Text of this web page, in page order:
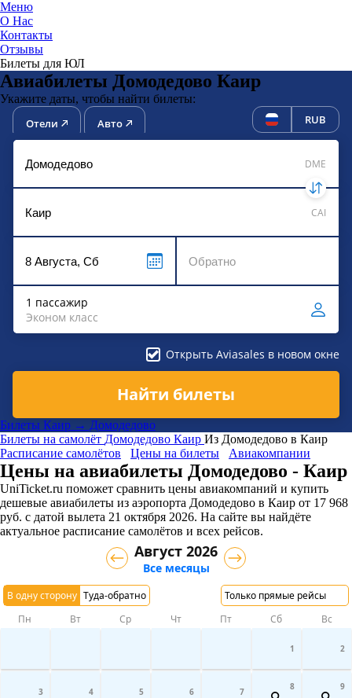
Меню
О Нас
Контакты
Отзывы
Билеты для ЮЛ
Авиабилеты Домодедово Каир
Укажите даты, чтобы найти билеты:
Отели Авто RUB
DME
CAI
1 пассажир
Эконом класс
Открыть Aviasales в новом окне
Найти билеты
Билеты Каир → Домодедово
Билеты на самолёт Домодедово Каир Из Домодедово в Каир
Расписание самолётов
Цены на билеты Авиакомпании
Цены на авиабилеты Домодедово - Каир
UniTicket.ru поможет сравнить цены авиакомпаний и купить
дешевые авиабилеты из аэропорта Домодедово в Каир от 17 968
руб. с датой вылета 21 октября 2026. На сайте вы найдёте
актуальное расписание самолётов и всех рейсов.
В одну сторону Туда-обратно Только прямые рейсы
Август 2026
Все месяцы
Пн Вт Ср Чт Пт Сб Вс
1 2
3 4 5 6 7 8 9